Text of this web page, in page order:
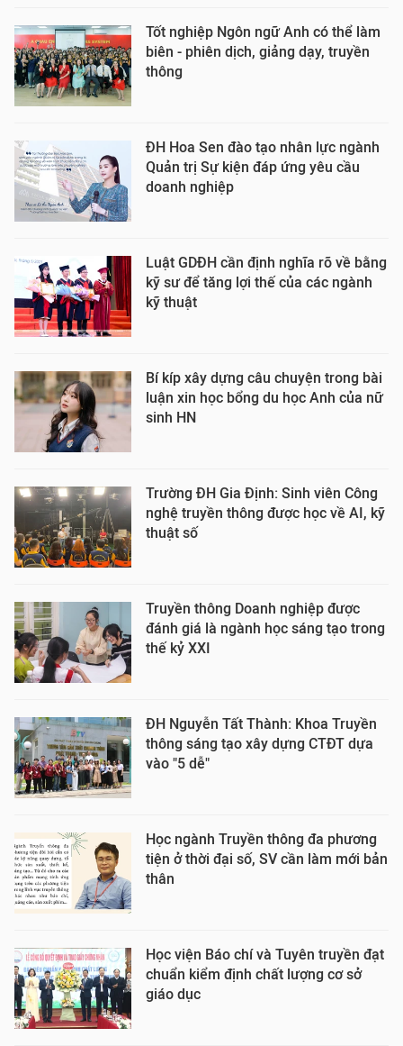
Tốt nghiệp Ngôn ngữ Anh có thể làm
biên - phiên dịch, giảng dạy, truyền
thông
ĐH Hoa Sen đào tạo nhân lực ngành
Quản trị Sự kiện đáp ứng yêu cầu
doanh nghiệp
Luật GDĐH cần định nghĩa rõ về bằng
kỹ sư để tăng lợi thế của các ngành
kỹ thuật
Bí kíp xây dựng câu chuyện trong bài
luận xin học bổng du học Anh của nữ
sinh HN
Trường ĐH Gia Định: Sinh viên Công
nghệ truyền thông được học về AI, kỹ
thuật số
Truyền thông Doanh nghiệp được
đánh giá là ngành học sáng tạo trong
thế kỷ XXI
ĐH Nguyễn Tất Thành: Khoa Truyền
thông sáng tạo xây dựng CTĐT dựa
vào "5 dễ"
Học ngành Truyền thông đa phương
tiện ở thời đại số, SV cần làm mới bản
thân
Học viện Báo chí và Tuyên truyền đạt
chuẩn kiểm định chất lượng cơ sở
giáo dục